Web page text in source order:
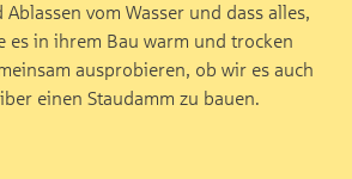
vom Wasser und dass alles,
es in ihrem Bau warm und trocken
ausprobieren, ob wir es auch
einen Staudamm zu bauen.